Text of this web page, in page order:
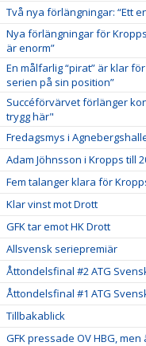
Två nya förlängningar: “Ett
Nya förlängningar för
är enorm”
En målfarlig “pirat” är klar
serien på sin position”
Succéförvärvet förlänger
trygg här"
Fredagsmys i
Adam Jöhnsson i Kropps till
Fem talanger klara för
Klar vinst mot Drott
GFK tar emot HK Drott
Allsvensk seriepremiär
Åttondelsfinal #2 ATG
Åttondelsfinal #1 ATG
Tillbakablick
GFK pressade OV HBG,